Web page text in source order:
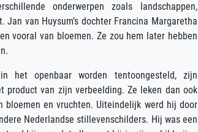
onderwerpen zoals landschappen,
van Huysum's dochter Francina Margaretha
vooral van bloemen. Ze zou hem later hebben
openbaar worden tentoongesteld, zijn
product van zijn verbeelding. Ze leken dan ook
en vruchten. Uiteindelijk werd hij door
Nederlandse stillevenschilders. Hij was een